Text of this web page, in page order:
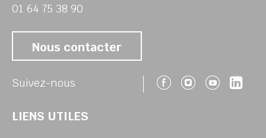
01 64 75 38 90
Nous contacter
Suivez-nous Suivez-nous
Suivez-
LIENS UTILES